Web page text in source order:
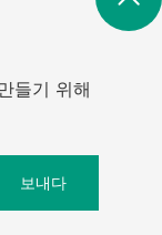
들기 위해
보내다